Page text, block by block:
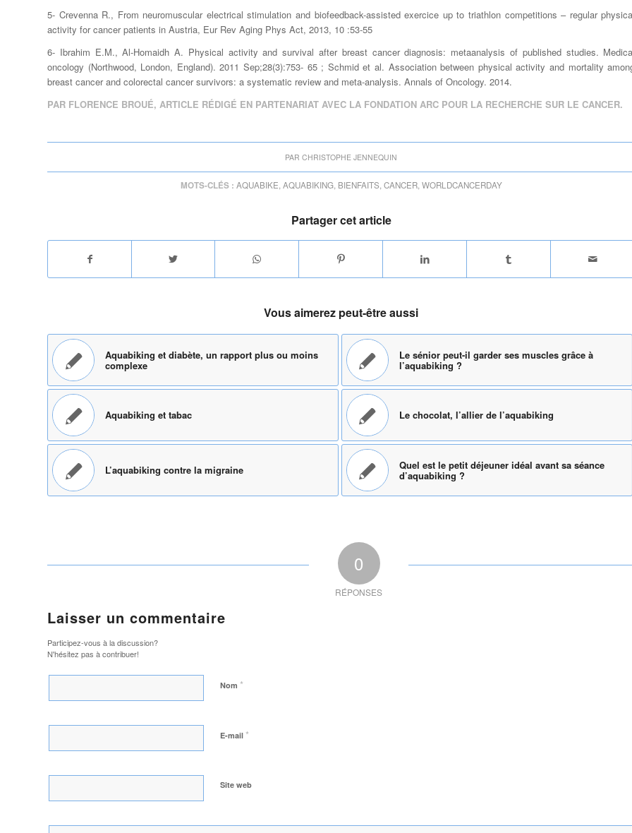
5- Crevenna R., From neuromuscular electrical stimulation and biofeedback-assisted exercice up to triathlon competitions – regular
activity for cancer patients in Austria, Eur Rev Aging Phys Act, 2013, 10 :53-55
6- Ibrahim E.M., Al-Homaidh A. Physical activity and survival after breast cancer diagnosis: metaanalysis of published studies.
oncology (Northwood, London, England). 2011 Sep;28(3):753- 65 ; Schmid et al. Association between physical activity and mortality
breast cancer and colorectal cancer survivors: a systematic review and meta-analysis. Annals of Oncology. 2014.
PAR FLORENCE BROUÉ, ARTICLE RÉDIGÉ EN PARTENARIAT AVEC LA FONDATION ARC POUR LA RECHERCHE SUR LE CANCER.
PARCHRISTOPHE JENNEQUIN
MOTS-CLÉS : AQUABIKE,AQUABIKING, BIENFAITS,CANCER,WORLDCANCERDAY
Partager cet article
Vous aimerez peut-être aussi
Aquabiking et diabète, un rapport plus ou moins
complexe
Le sénior peut-il garder ses muscles grâce à
l’aquabiking ?
Aquabiking et tabac Le chocolat, l’allier de l’aquabiking
L’aquabiking contre la migraine Quel est le petit déjeuner idéal avant sa séance
d’aquabiking ?
0
RÉPONSES
Laisser un commentaire
Participez-vous à la discussion?
N'hésitez pas à contribuer!
Nom *
E-mail *
Site web